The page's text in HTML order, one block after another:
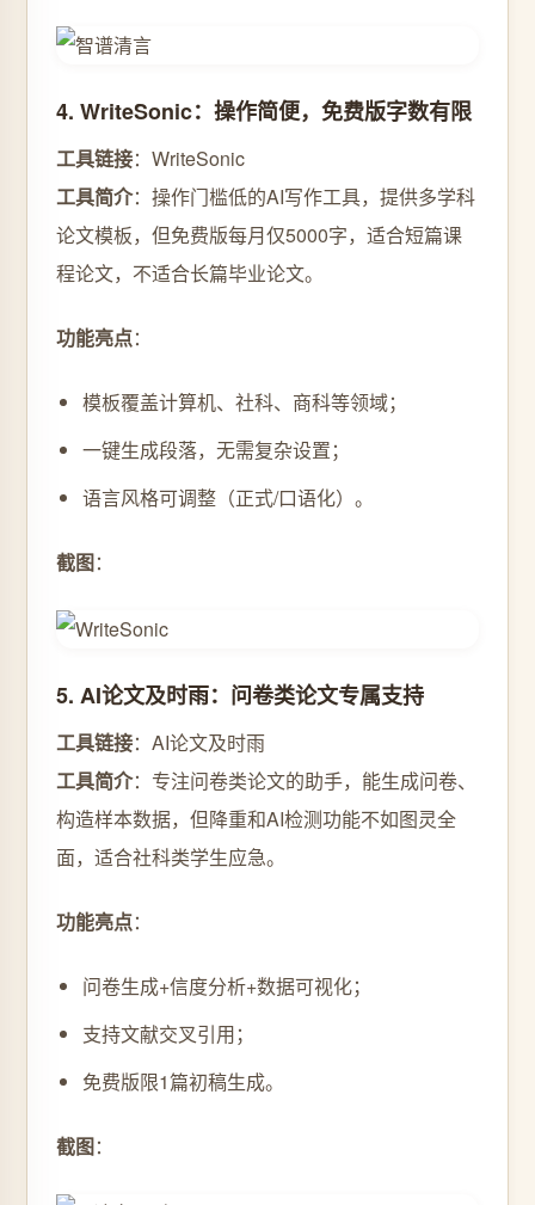
4. WriteSonic：操作简便，免费版字数有限
工具链接：WriteSonic
工具简介：操作门槛低的AI写作工具，提供多学科
论文模板，但免费版每月仅5000字，适合短篇课
程论文，不适合长篇毕业论文。
功能亮点：
模板覆盖计算机、社科、商科等领域；
一键生成段落，无需复杂设置；
语言风格可调整（正式/口语化）。
截图：
5. AI论文及时雨：问卷类论文专属支持
工具链接：AI论文及时雨
工具简介：专注问卷类论文的助手，能生成问卷、
构造样本数据，但降重和AI检测功能不如图灵全
面，适合社科类学生应急。
功能亮点：
问卷生成+信度分析+数据可视化；
支持文献交叉引用；
免费版限1篇初稿生成。
截图：